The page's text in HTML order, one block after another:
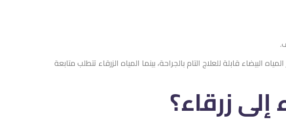
البيضاء قابلة للعلاج التام بالجراحة، بينما المياه الزرقاء تتطلب متابعة
زرقاء؟